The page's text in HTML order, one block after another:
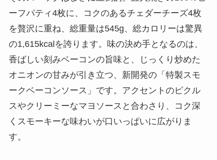
ーフパティ4枚に、コクのあるチェダーチーズ4枚
を贅沢に重ね、総重量は545g、総カロリーは驚異
の1,615kcalを誇ります。味の決め手となるのは、
香ばしい刻みベーコンの旨味と、じっくり炒めた
オニオンの甘みが引き立つ、新開発の「特製スモ
ークベーコンソース」です。アクセントのピクル
スやクリーミーなマヨソースと合わさり、コク深
くスモーキーな味わいが口いっぱいに広がりま
す。